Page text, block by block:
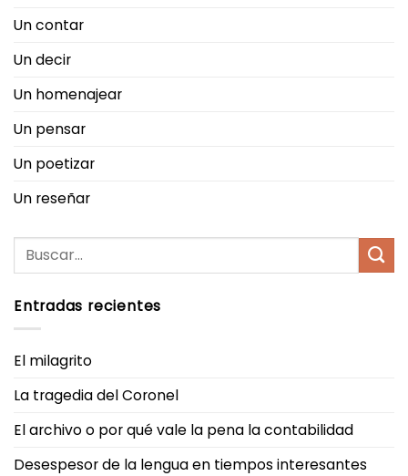
Un contar
Un decir
Un homenajear
Un pensar
Un poetizar
Un reseñar
Entradas recientes
El milagrito
La tragedia del Coronel
El archivo o por qué vale la pena la contabilidad
Desespesor de la lengua en tiempos interesantes